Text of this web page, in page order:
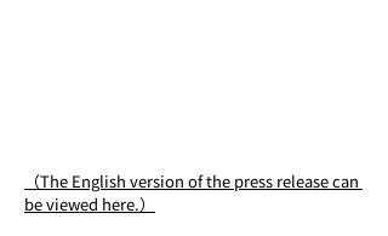
（The English version of the press release can
be viewed here.）